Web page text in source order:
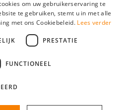
om uw gebruikerservaring te
te gebruiken, stemt u in met alle
met ons Cookiebeleid. Lees verder
PRESTATIE
FUNCTIONEEL